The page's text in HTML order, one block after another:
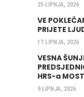
25 LIPNJA, 2026
VE
PRIJETE
17 LIPNJA, 2026
VESNA
HRS-a
9 LIPNJA, 2026